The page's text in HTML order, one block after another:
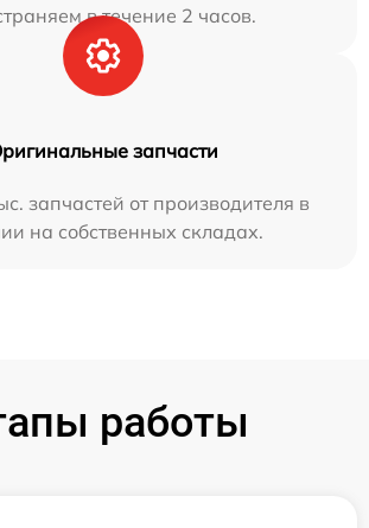
в течение 2 часов.
запчасти
запчастей от производителя в
на собственных складах.
работы